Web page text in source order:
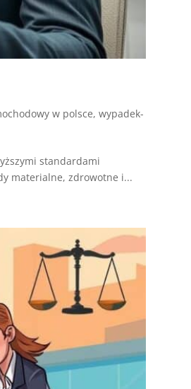
w polsce,wypadek-
standardami
materialne, zdrowotne i...